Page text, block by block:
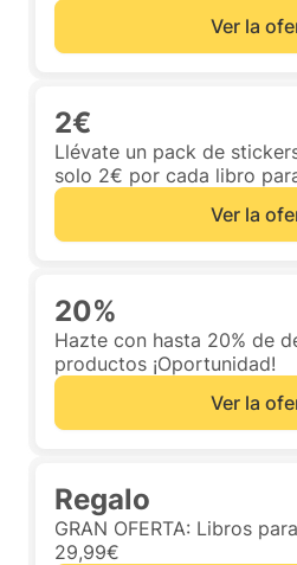
Ver la
2€
Llévate un pack de
solo 2€ por cada libro
Ver la
20%
Hazte con hasta 20% de
productos ¡Oportunidad!
Ver la
Regalo
GRAN OFERTA: Libros
29,99€